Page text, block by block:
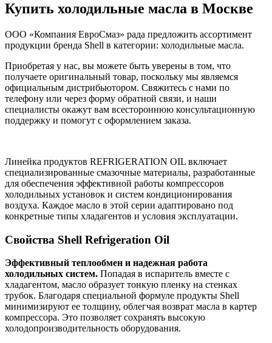
Купить холодильные масла в Москве
ООО «Компания ЕвроСмаз» рада предложить ассортимент
продукции бренда Shell в категории: холодильные масла.
Приобретая у нас, вы можете быть уверены в том, что
получаете оригинальный товар, поскольку мы являемся
официальным дистрибьютором. Свяжитесь с нами по
телефону или через форму обратной связи, и наши
специалисты окажут вам всестороннюю консультационную
поддержку и помогут с оформлением заказа.
Линейка продуктов REFRIGERATION OIL включает
специализированные смазочные материалы, разработанные
для обеспечения эффективной работы компрессоров
холодильных установок и систем кондиционирования
воздуха. Каждое масло в этой серии адаптировано под
конкретные типы хладагентов и условия эксплуатации.
Свойства Shell Refrigeration Oil
Эффективный теплообмен и надежная работа
холодильных систем. Попадая в испаритель вместе с
хладагентом, масло образует тонкую пленку на стенках
трубок. Благодаря специальной формуле продукты Shell
минимизируют ее толщину, облегчая возврат масла в картер
компрессора. Это позволяет сохранять высокую
холодопроизводительность оборудования.